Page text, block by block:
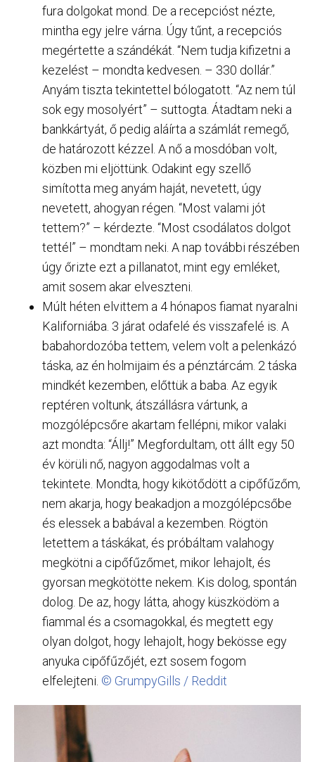
fura dolgokat mond. De a recepcióst nézte,
mintha egy jelre várna. Úgy tűnt, a recepciós
megértette a szándékát. “Nem tudja kifizetni a
kezelést – mondta kedvesen. – 330 dollár.”
Anyám tiszta tekintettel bólogatott. “Az nem túl
sok egy mosolyért” – suttogta. Átadtam neki a
bankkártyát, ő pedig aláírta a számlát remegő,
de határozott kézzel. A nő a mosdóban volt,
közben mi eljöttünk. Odakint egy szellő
simította meg anyám haját, nevetett, úgy
nevetett, ahogyan régen. “Most valami jót
tettem?” – kérdezte. “Most csodálatos dolgot
tettél” – mondtam neki. A nap további részében
úgy őrizte ezt a pillanatot, mint egy emléket,
amit sosem akar elveszteni.
Múlt héten elvittem a 4 hónapos fiamat nyaralni
Kaliforniába. 3 járat odafelé és visszafelé is. A
babahordozóba tettem, velem volt a pelenkázó
táska, az én holmijaim és a pénztárcám. 2 táska
mindkét kezemben, előttük a baba. Az egyik
reptéren voltunk, átszállásra vártunk, a
mozgólépcsőre akartam fellépni, mikor valaki
azt mondta: “Állj!” Megfordultam, ott állt egy 50
év körüli nő, nagyon aggodalmas volt a
tekintete. Mondta, hogy kikötődött a cipőfűzőm,
nem akarja, hogy beakadjon a mozgólépcsőbe
és elessek a babával a kezemben. Rögtön
letettem a táskákat, és próbáltam valahogy
megkötni a cipőfűzőmet, mikor lehajolt, és
gyorsan megkötötte nekem. Kis dolog, spontán
dolog. De az, hogy látta, ahogy küszködöm a
fiammal és a csomagokkal, és megtett egy
olyan dolgot, hogy lehajolt, hogy bekösse egy
anyuka cipőfűzőjét, ezt sosem fogom
elfelejteni. © GrumpyGills / Reddit